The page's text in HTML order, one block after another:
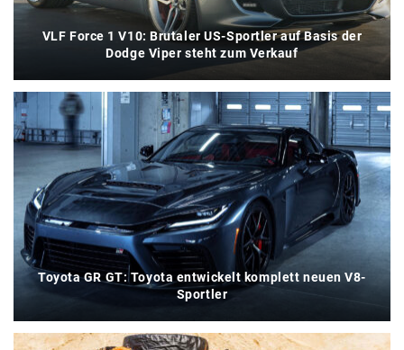
VLF Force 1 V10: Brutaler US-Sportler auf Basis der
Dodge Viper steht zum Verkauf
Toyota GR GT: Toyota entwickelt komplett neuen V8-
Sportler